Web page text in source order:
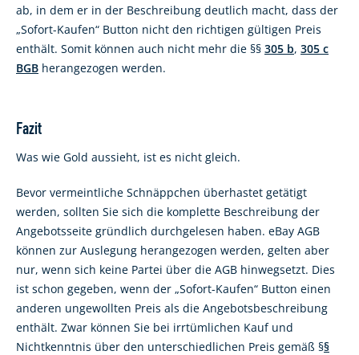
ab, in dem er in der Beschreibung deutlich macht, dass der
„Sofort-Kaufen“ Button nicht den richtigen gültigen Preis
enthält. Somit können auch nicht mehr die §§ 305 b, 305 c
BGB herangezogen werden.
Fazit
Was wie Gold aussieht, ist es nicht gleich.
Bevor vermeintliche Schnäppchen überhastet getätigt
werden, sollten Sie sich die komplette Beschreibung der
Angebotsseite gründlich durchgelesen haben. eBay AGB
können zur Auslegung herangezogen werden, gelten aber
nur, wenn sich keine Partei über die AGB hinwegsetzt. Dies
ist schon gegeben, wenn der „Sofort-Kaufen“ Button einen
anderen ungewollten Preis als die Angebotsbeschreibung
enthält. Zwar können Sie bei irrtümlichen Kauf und
Nichtkenntnis über den unterschiedlichen Preis gemäß §§